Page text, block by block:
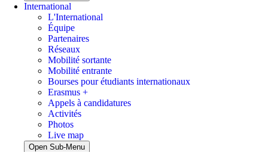
International
L'International
Équipe
Partenaires
Réseaux
Mobilité sortante
Mobilité entrante
Bourses pour étudiants internationaux
Erasmus +
Appels à candidatures
Activités
Photos
Live map
Open Sub-Menu